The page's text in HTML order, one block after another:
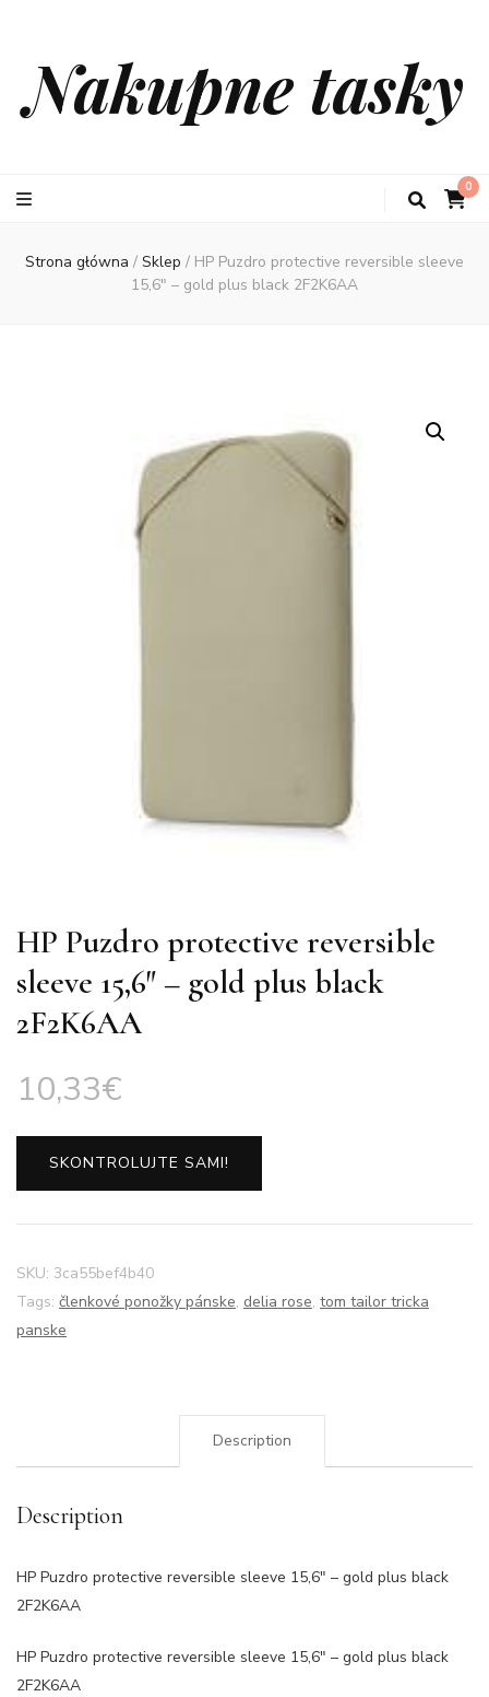
Nakupne tasky
0
Strona główna / Sklep / HP Puzdro protective reversible sleeve
15,6″ – gold plus black 2F2K6AA
HP Puzdro protective reversible
sleeve 15,6″ – gold plus black
2F2K6AA
10,33€
SKONTROLUJTE SAMI!
SKU: 3ca55bef4b40
Tags: členkové ponožky pánske, delia rose, tom tailor tricka
panske
Description
Description
HP Puzdro protective reversible sleeve 15,6″ – gold plus black
2F2K6AA
HP Puzdro protective reversible sleeve 15,6″ – gold plus black
2F2K6AA